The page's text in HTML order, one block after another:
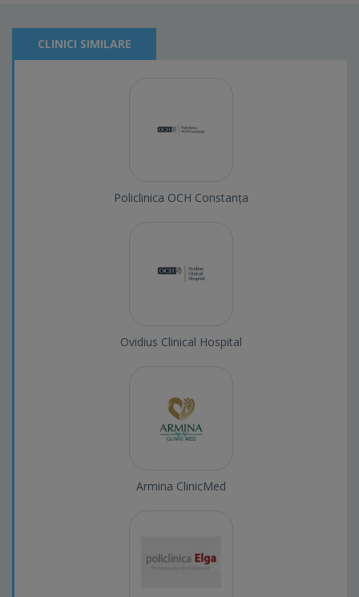
CLINICI SIMILARE
Policlinica OCH Constanța
Ovidius Clinical Hospital
Armina ClinicMed